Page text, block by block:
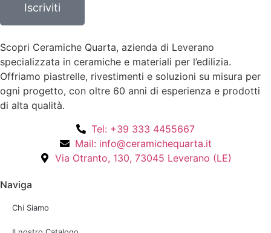
Iscriviti
Scopri Ceramiche Quarta, azienda di Leverano
specializzata in ceramiche e materiali per l’edilizia.
Offriamo piastrelle, rivestimenti e soluzioni su misura per
ogni progetto, con oltre 60 anni di esperienza e prodotti
di alta qualità.
Tel: +39 333 4455667
Mail: info@ceramichequarta.it
Via Otranto, 130, 73045 Leverano (LE)
Naviga
Chi Siamo